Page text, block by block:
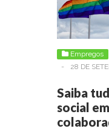
Empregos
-
28 DE
Saiba
social